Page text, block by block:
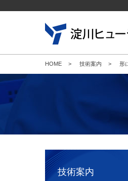
HOME > 技術案内 > 形
技術案内